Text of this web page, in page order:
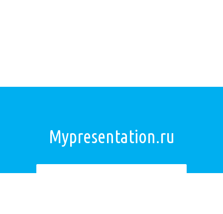
Mypresentation.ru